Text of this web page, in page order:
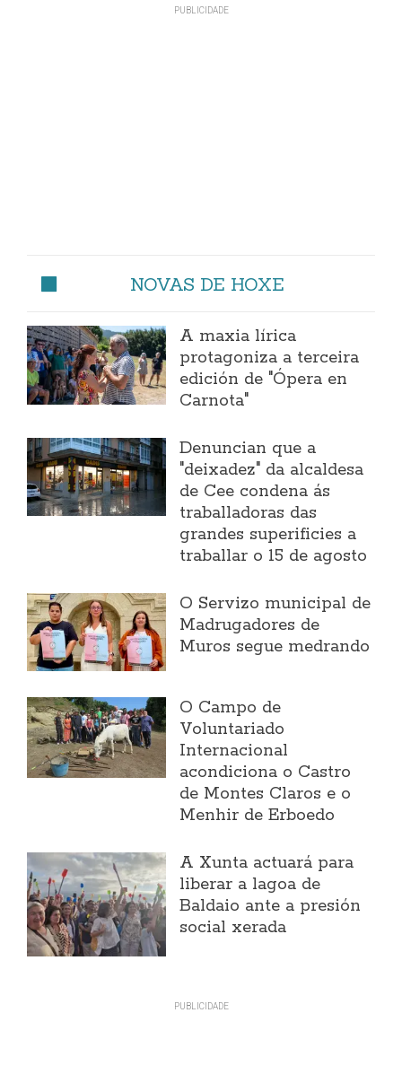
NOVAS DE HOXE
A maxia lírica
protagoniza a terceira
edición de "Ópera en
Carnota"
Denuncian que a
"deixadez" da alcaldesa
de Cee condena ás
traballadoras das
grandes superificies a
traballar o 15 de agosto
O Servizo municipal de
Madrugadores de
Muros segue medrando
O Campo de
Voluntariado
Internacional
acondiciona o Castro
de Montes Claros e o
Menhir de Erboedo
A Xunta actuará para
liberar a lagoa de
Baldaio ante a presión
social xerada